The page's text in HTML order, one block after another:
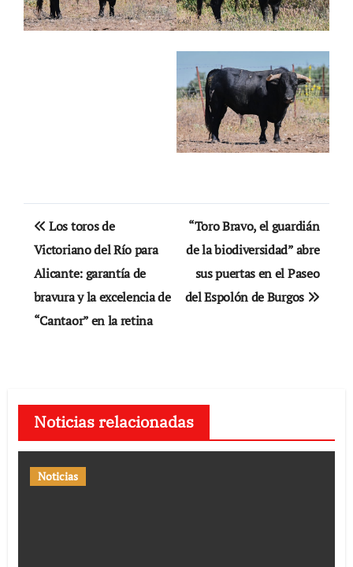
Navegación
de
entradas
Los toros de
Victoriano del Río para
Alicante: garantía de
bravura y la excelencia de
“Cantaor” en la retina
“Toro Bravo, el guardián
de la biodiversidad” abre
sus puertas en el Paseo
del Espolón de Burgos
Noticias relacionadas
Noticias